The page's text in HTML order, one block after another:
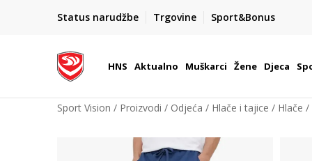
Status narudžbe Trgovine Sport&Bonus
BOX NOW
Dostava 1,50 €
| Više od 800 paketomata u
HNS Aktualno Muškarci Žene Djeca
Sport Vision Proizvodi Odjeća Hlače i tajice Hlače